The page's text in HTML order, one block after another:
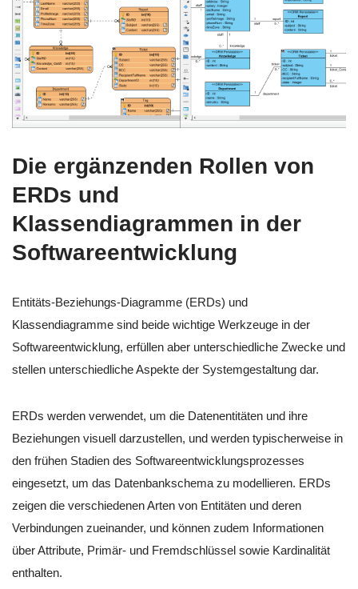
Die ergänzenden Rollen von
ERDs und
Klassendiagrammen in der
Softwareentwicklung
Entitäts-Beziehungs-Diagramme (ERDs) und
Klassendiagramme sind beide wichtige Werkzeuge in der
Softwareentwicklung, erfüllen aber unterschiedliche Zwecke und
stellen unterschiedliche Aspekte der Systemgestaltung dar.
ERDs werden verwendet, um die Datenentitäten und ihre
Beziehungen visuell darzustellen, und werden typischerweise in
den frühen Stadien des Softwareentwicklungsprozesses
eingesetzt, um das Datenbankschema zu modellieren. ERDs
zeigen die verschiedenen Arten von Entitäten und deren
Verbindungen zueinander, und können zudem Informationen
über Attribute, Primär- und Fremdschlüssel sowie Kardinalität
enthalten.